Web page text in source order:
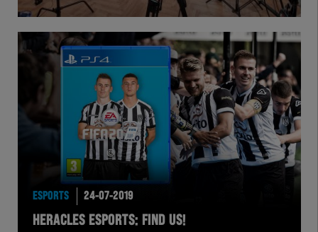
ESPORTS 24-07-2019
HERACLES ESPORTS: FIND US!